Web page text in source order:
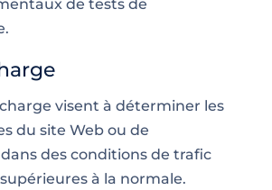
de tests de
visent à déterminer les
du site Web ou de
des conditions de trafic
à la normale.